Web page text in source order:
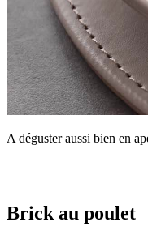
A déguster aussi bien en
Brick au poulet